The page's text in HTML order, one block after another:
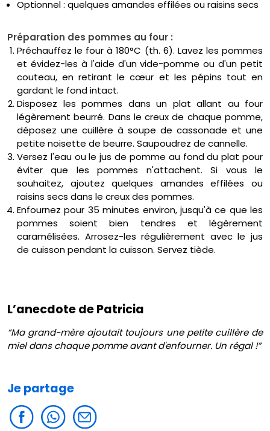
Optionnel : quelques amandes effilées ou raisins secs
Préparation des pommes au four :
Préchauffez le four à 180°C (th. 6). Lavez les pommes
et évidez-les à l'aide d'un vide-pomme ou d'un petit
couteau, en retirant le cœur et les pépins tout en
gardant le fond intact.
Disposez les pommes dans un plat allant au four
légèrement beurré. Dans le creux de chaque pomme,
déposez une cuillère à soupe de cassonade et une
petite noisette de beurre. Saupoudrez de cannelle.
Versez l'eau ou le jus de pomme au fond du plat pour
éviter que les pommes n'attachent. Si vous le
souhaitez, ajoutez quelques amandes effilées ou
raisins secs dans le creux des pommes.
Enfournez pour 35 minutes environ, jusqu'à ce que les
pommes soient bien tendres et légèrement
caramélisées. Arrosez-les régulièrement avec le jus
de cuisson pendant la cuisson. Servez tiède.
L’anecdote de Patricia
“Ma grand-mère ajoutait toujours une petite cuillère de
miel dans chaque pomme avant d'enfourner. Un régal !”
Je partage